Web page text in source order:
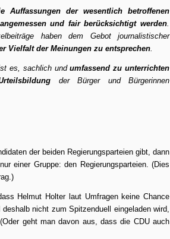
Auffassungen der wesentlich betroffenen
und fair berücksichtigt werden.
haben dem Gebot journalistischer
Vielfalt der Meinungen zu entsprechen.
es, sachlich undumfassend zu unterrichten
der Bürger und Bürgerinnen
der beiden Regierungsparteien gibt, dann
einer Gruppe: den Regierungsparteien. (Dies
Helmut Holter laut Umfragen keine Chance
nicht zum Spitzenduell eingeladen wird,
geht man davon aus, dass die CDU auch